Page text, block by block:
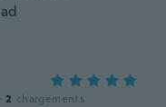
· 2 chargements